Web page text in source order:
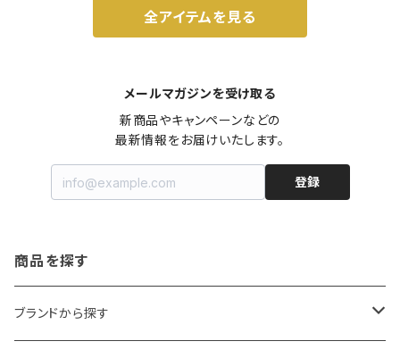
全アイテムを見る
メールマガジンを受け取る
新商品やキャンペーンなどの
最新情報をお届けいたします。
登録
商品を探す
ブランドから探す